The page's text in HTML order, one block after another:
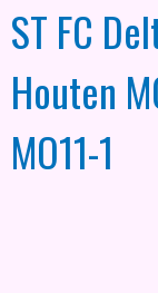
ST FC
Houten
MO11-1